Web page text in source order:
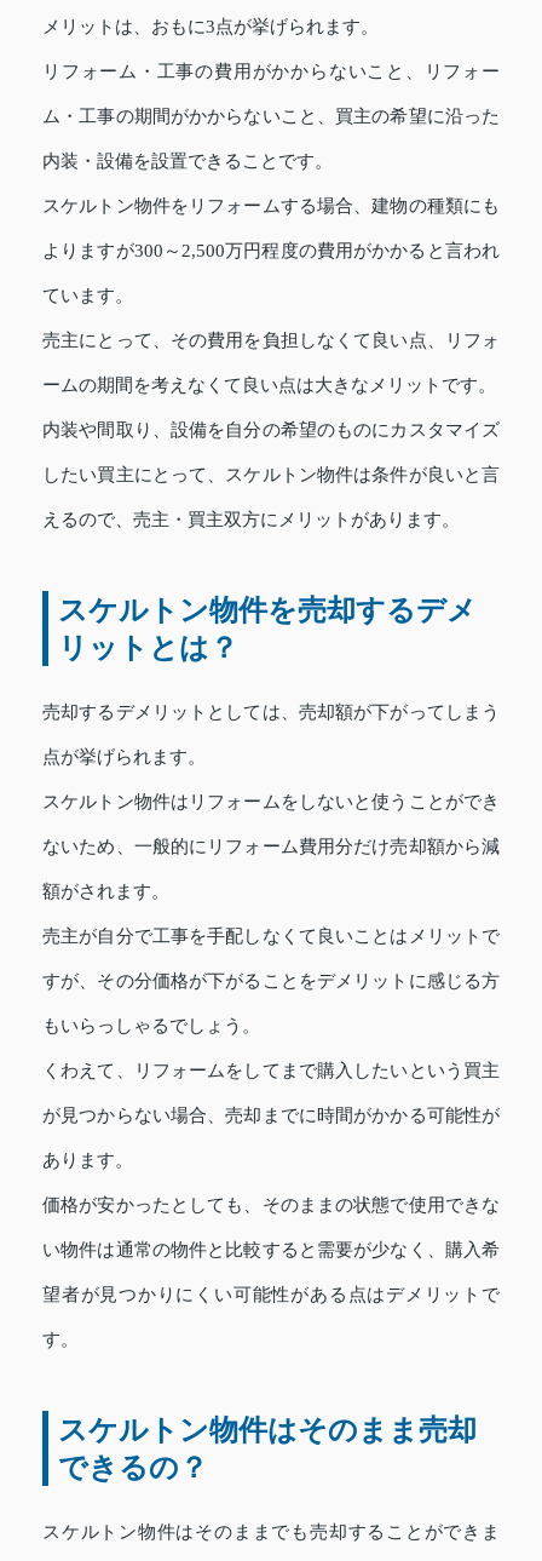
メリットは、おもに3点が挙げられます。
リフォーム・工事の費用がかからないこと、リフォー
ム・工事の期間がかからないこと、買主の希望に沿った
内装・設備を設置できることです。
スケルトン物件をリフォームする場合、建物の種類にも
よりますが300～2,500万円程度の費用がかかると言われ
ています。
売主にとって、その費用を負担しなくて良い点、リフォ
ームの期間を考えなくて良い点は大きなメリットです。
内装や間取り、設備を自分の希望のものにカスタマイズ
したい買主にとって、スケルトン物件は条件が良いと言
えるので、売主・買主双方にメリットがあります。
スケルトン物件を売却するデメ
リットとは？
売却するデメリットとしては、売却額が下がってしまう
点が挙げられます。
スケルトン物件はリフォームをしないと使うことができ
ないため、一般的にリフォーム費用分だけ売却額から減
額がされます。
売主が自分で工事を手配しなくて良いことはメリットで
すが、その分価格が下がることをデメリットに感じる方
もいらっしゃるでしょう。
くわえて、リフォームをしてまで購入したいという買主
が見つからない場合、売却までに時間がかかる可能性が
あります。
価格が安かったとしても、そのままの状態で使用できな
い物件は通常の物件と比較すると需要が少なく、購入希
望者が見つかりにくい可能性がある点はデメリットで
す。
スケルトン物件はそのまま売却
できるの？
スケルトン物件はそのままでも売却することができま